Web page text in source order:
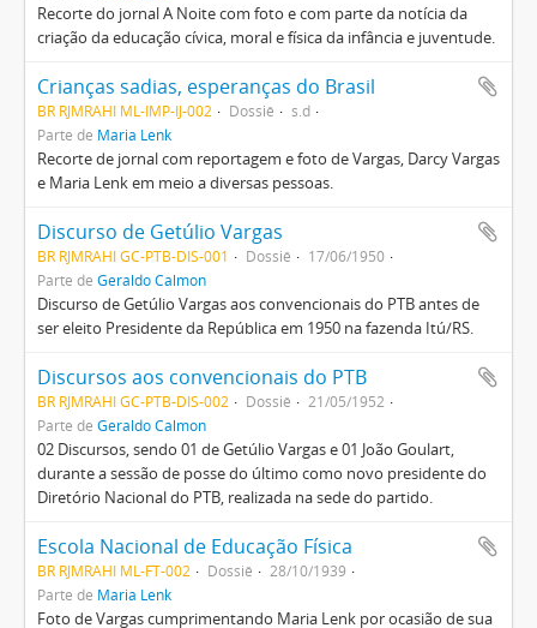
Recorte do jornal A Noite com foto e com parte da notícia da
criação da educação cívica, moral e física da infância e juventude.
Crianças sadias, esperanças do Brasil
BR RJMRAHI ML-IMP-IJ-002 Dossiê
s.d
Parte de Maria Lenk
Recorte de jornal com reportagem e foto de Vargas, Darcy Vargas
e Maria Lenk em meio a diversas pessoas.
Discurso de Getúlio Vargas
BR RJMRAHI GC-PTB-DIS-001 Dossiê
17/06/1950
Parte de Geraldo Calmon
Discurso de Getúlio Vargas aos convencionais do PTB antes de
ser eleito Presidente da República em 1950 na fazenda Itú/RS.
Discursos aos convencionais do PTB
BR RJMRAHI GC-PTB-DIS-002 Dossiê
21/05/1952
Parte de Geraldo Calmon
02 Discursos, sendo 01 de Getúlio Vargas e 01 João Goulart,
durante a sessão de posse do último como novo presidente do
Diretório Nacional do PTB, realizada na sede do partido.
Escola Nacional de Educação Física
BR RJMRAHI ML-FT-002 Dossiê
28/10/1939
Parte de Maria Lenk
Foto de Vargas cumprimentando Maria Lenk por ocasião de sua